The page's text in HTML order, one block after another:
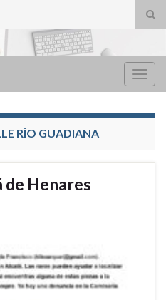
RÍO GUADIANA
de Henares